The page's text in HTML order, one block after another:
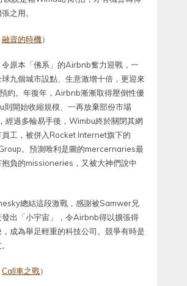
之用。
融資的時機）
原本「佛系」的Airbnb奮力迎戰，一
九個城市設點、生意激增十倍，更迎來
約。年復年，Airbnb漸漸取得壓倒性優
則開始收縮規模、一再放棄部份市場
經過多輪易手後，Wimbu終於關閉其網
員工，被併入Rocket Internet旗下的
。預測唯利是圖的mercernaries最
抱負的missioneries，又被大神們說中
總結這段激戰，感謝被Samwer兄
發出「小宇宙」，令Airbnb得以擴張得
成為舉足輕重的科技公司。競爭有時是
Call車之戰）